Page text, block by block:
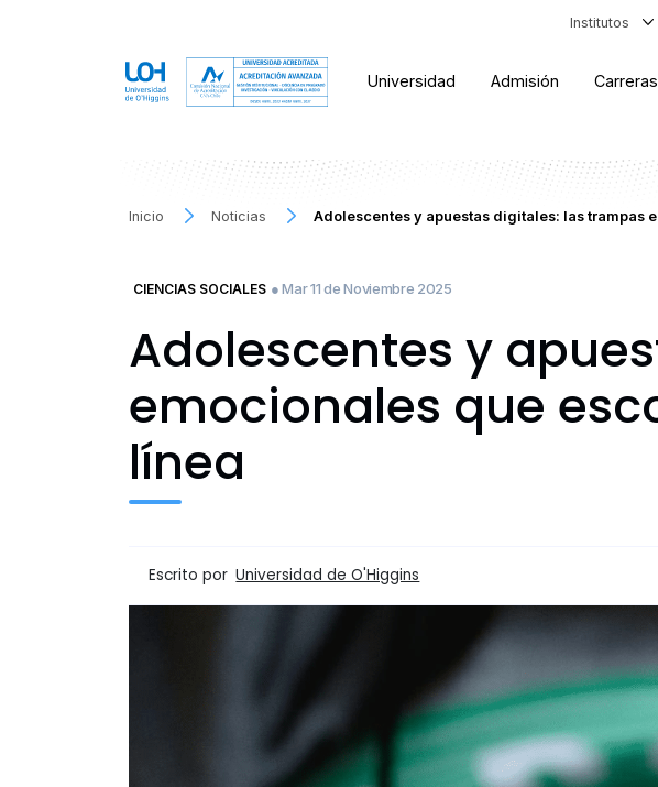
Institutos
Universidad Admisión Carreras
Inicio Noticias Adolescentes y apuestas digitales: las trampas
CIENCIAS SOCIALES ● Mar 11 de Noviembre 2025
Adolescentes y
emocionales que
línea
Escrito por Universidad de O'Higgins